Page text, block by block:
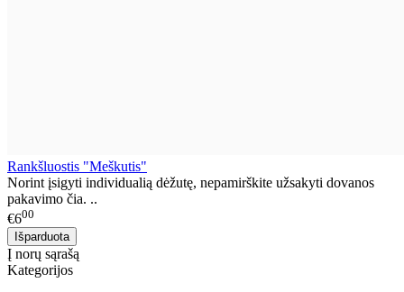
Rankšluostis "Meškutis"
Norint įsigyti individualią dėžutę, nepamirškite užsakyti dovanos
pakavimo čia. ..
€600
Į norų sąrašą
Kategorijos